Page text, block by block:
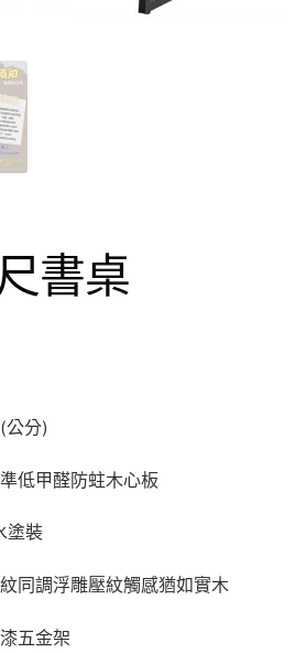
書桌
公分)
低甲醛防蛀木心板
塗裝
同調浮雕壓紋觸感猶如實木
五金架